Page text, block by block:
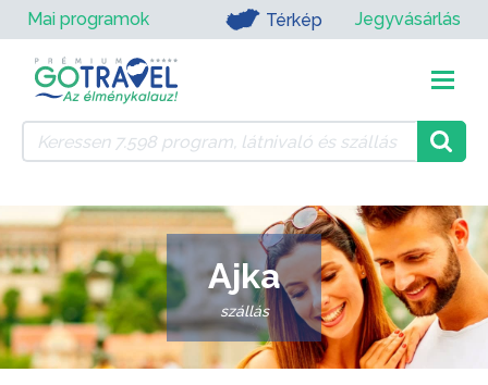
Mai programok Térkép Jegyvásárlás
Ajka
szállás